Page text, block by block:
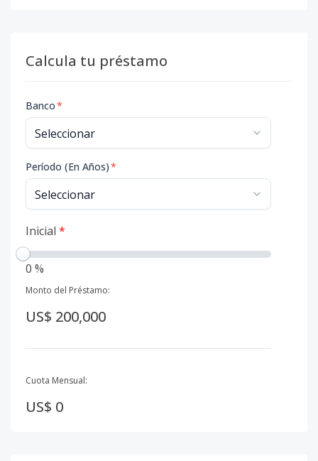
Calcula tu préstamo
Banco*
Período (En Años)*
Inicial *
0 %
Monto del Préstamo:
US$ 200,000
Cuota Mensual:
US$ 0